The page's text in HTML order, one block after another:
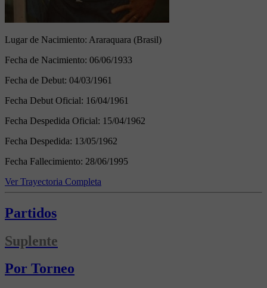
Lugar de Nacimiento: Araraquara (Brasil)
Fecha de Nacimiento: 06/06/1933
Fecha de Debut: 04/03/1961
Fecha Debut Oficial: 16/04/1961
Fecha Despedida Oficial: 15/04/1962
Fecha Despedida: 13/05/1962
Fecha Fallecimiento: 28/06/1995
Ver Trayectoria Completa
Partidos
Suplente
Por Torneo